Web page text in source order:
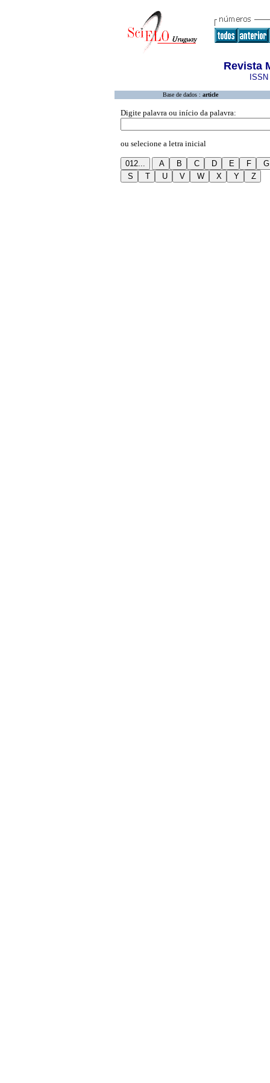
Revista
Base de dados : article
Digite palavra ou início da palavra:
ou selecione a letra inicial